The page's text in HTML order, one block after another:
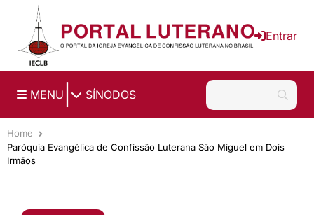
Ir para o conteúdo principal
Entrar
MENU SÍNODOS
Home
Paróquia Evangélica de Confissão Luterana São Miguel em Dois
Irmãos